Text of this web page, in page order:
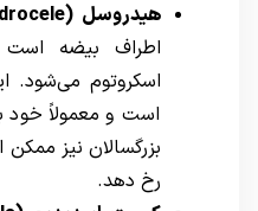
هیدروسل (Hydrocele)
اطراف بیضه
اسکروتوم می‌شود.
است و معمولاً خود
بزرگسالان نیز
رخ دهد.